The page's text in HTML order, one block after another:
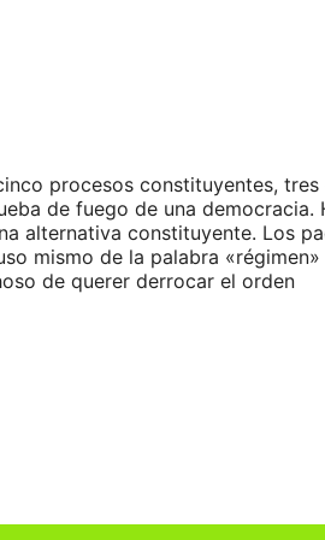
procesos constituyentes, tres
de fuego de una democracia.
alternativa constituyente. Los
mismo de la palabra «régimen»
de querer derrocar el orden